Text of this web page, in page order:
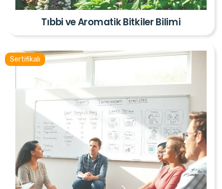
Tıbbi ve Aromatik Bitkiler Bilimi
Sertifikalı